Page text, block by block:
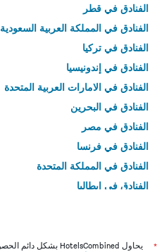
الفنادق في قطر
الفنادق في المملكة العربية السعودية
الفنادق في تركيا
الفنادق في إندونيسيا
الفنادق في الامارات العربية المتحدة
الفنادق في البحرين
الفنادق في مصر
الفنادق في فرنسا
الفنادق في المملكة المتحدة
الفنادق في إيطاليا
*
يحاول HotelsCombined بشكل دائم الحصول على الأسعار الدقيقة، ولكن